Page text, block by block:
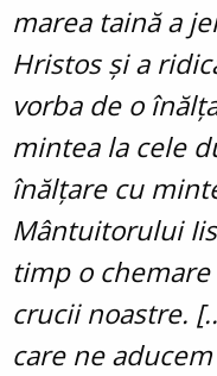
marea taină a
Hristos și a
vorba de o
mintea la cele
înălțare cu
Mântuitorului
timp o
crucii noastre.
care ne